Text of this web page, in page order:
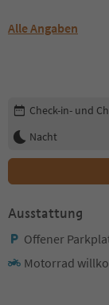
Alle Angaben
Buchungsdetails
Check-in- und
Nacht
Ausstattung
Offener
Motorrad